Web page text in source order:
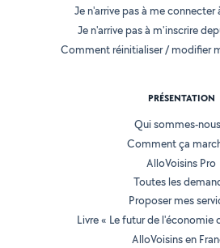
Je n'arrive pas à me
Je n'arrive pas à m'inscrire
Comment réinitialiser / modifier
PRÉSENTATION
Qui sommes-
Comment ça
AlloVoisins Pro
Toutes les
Proposer mes
Livre « Le futur de l'économie
AlloVoisins en